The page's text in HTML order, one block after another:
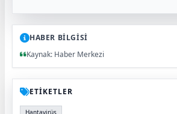
HABER BİLGİSİ
Kaynak: Haber Merkezi
ETİKETLER
Hantavirüs